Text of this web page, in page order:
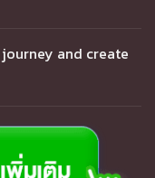
and create